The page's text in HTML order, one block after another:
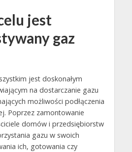
jest
gaz
jest doskonałym
na dostarczanie gazu
możliwości podłączenia
Poprzez zamontowanie
domów i przedsiębiorstw
gazu w swoich
ich, gotowania czy